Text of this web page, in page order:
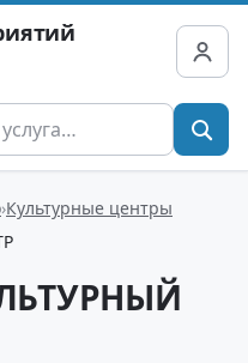
Культурные центры